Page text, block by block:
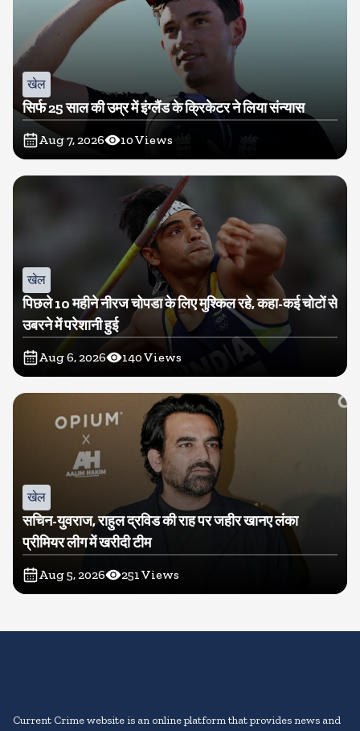
खेल
सिर्फ 25 साल की उम्र में इंग्लैंड के क्रिकेटर ने लिया संन्यास
Aug 7, 2026 10Views
खेल
पिछले 10 महीने नीरज चोपडा के लिए मुश्किल रहे, कहा-कई चोटों से
उबरने में परेशानी हुई
Aug 6, 2026 140Views
खेल
सचिन-युवराज, राहुल द्रविड की राह पर जहीर खानए लंका
प्रीमियर लीग में खरीदी टीम
Aug 5, 2026 251Views
Current Crime website is an online platform that provides news and